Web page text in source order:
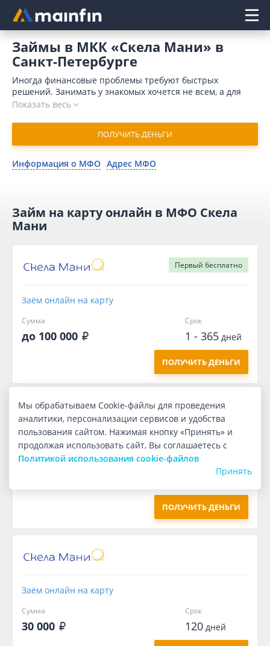
Главное меню
Займы в МКК «Скела Мани» в
Санкт-Петербурге
Иногда финансовые проблемы требуют быстрых
решений. Занимать у знакомых хочется не всем, а для
обращения в банк требуется время и значительный
послужить отрицательная кредитная история. Отличным
выходом является микрозайм в Скела Мани онлайн в
Санкт-Петербурге. В 2026 году для отправления запроса
понадобится немного времени. Организация одобряет
заявку в течение 15 минут и переводит деньги на
Показать весь
ПОЛУЧИТЬ ДЕНЬГИ
Информация о МФО Адрес МФО
Займ на карту онлайн в МФО Скела
Мани
Первый бесплатно
Заём онлайн на карту
Сумма
до 100 000
Срок
1 - 365дней
ПОЛУЧИТЬ ДЕНЬГИ
Первыйбесплатно
Заём онлайн на карту
ПОЛУЧИТЬ ДЕНЬГИ
Заём онлайн на карту
Сумма
30 000
Срок
120дней
Мы обрабатываем Cookie-файлы для проведения
аналитики, персонализации сервисов и удобства
пользования сайтом. Нажимая кнопку «Принять» и
продолжая использовать сайт, Вы соглашаетесь с
Политикой использования cookie-файлов
Принять